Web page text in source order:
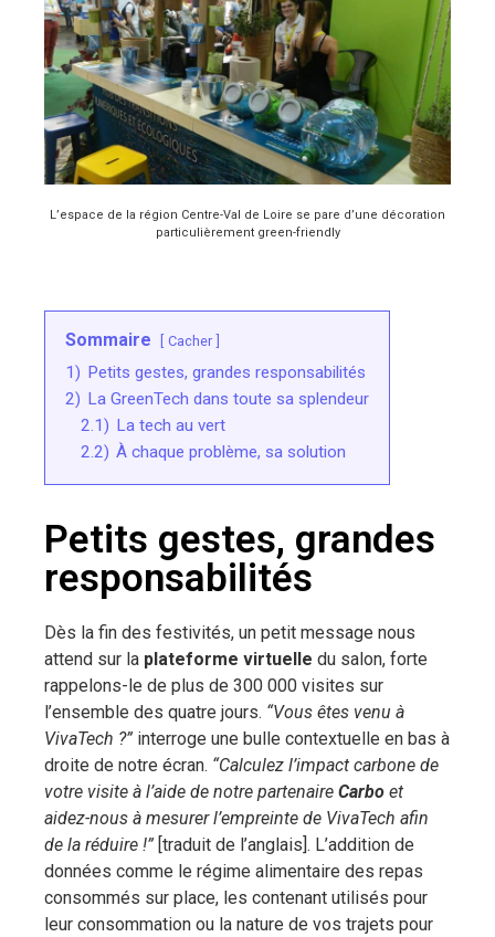
L’espace de la région Centre-Val de Loire se pare d’une décoration
particulièrement green-friendly
Sommaire Cacher
1) Petits gestes, grandes responsabilités
2) La GreenTech dans toute sa splendeur
2.1) La tech au vert
2.2) À chaque problème, sa solution
Petits gestes, grandes
responsabilités
Dès la fin des festivités, un petit message nous
attend sur la plateforme virtuelle du salon, forte
rappelons-le de plus de 300 000 visites sur
l’ensemble des quatre jours. “Vous êtes venu à
VivaTech ?” interroge une bulle contextuelle en bas à
droite de notre écran. “Calculez l’impact carbone de
votre visite à l’aide de notre partenaire Carbo et
aidez-nous à mesurer l’empreinte de VivaTech afin
de la réduire !” [traduit de l’anglais]. L’addition de
données comme le régime alimentaire des repas
consommés sur place, les contenant utilisés pour
leur consommation ou la nature de vos trajets pour